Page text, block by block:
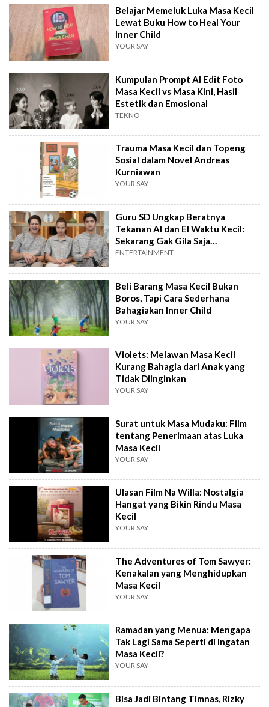
Belajar Memeluk Luka Masa Kecil
Lewat Buku How to Heal Your
Inner Child
YOUR SAY
Kumpulan Prompt AI Edit Foto
Masa Kecil vs Masa Kini, Hasil
Estetik dan Emosional
TEKNO
Trauma Masa Kecil dan Topeng
Sosial dalam Novel Andreas
Kurniawan
YOUR SAY
Guru SD Ungkap Beratnya
Tekanan Al dan El Waktu Kecil:
Sekarang Gak Gila Saja
Alhamdulillah
ENTERTAINMENT
Beli Barang Masa Kecil Bukan
Boros, Tapi Cara Sederhana
Bahagiakan Inner Child
YOUR SAY
Violets: Melawan Masa Kecil
Kurang Bahagia dari Anak yang
Tidak Diinginkan
YOUR SAY
Surat untuk Masa Mudaku: Film
tentang Penerimaan atas Luka
Masa Kecil
YOUR SAY
Ulasan Film Na Willa: Nostalgia
Hangat yang Bikin Rindu Masa
Kecil
YOUR SAY
The Adventures of Tom Sawyer:
Kenakalan yang Menghidupkan
Masa Kecil
YOUR SAY
Ramadan yang Menua: Mengapa
Tak Lagi Sama Seperti di Ingatan
Masa Kecil?
YOUR SAY
Bisa Jadi Bintang Timnas, Rizky